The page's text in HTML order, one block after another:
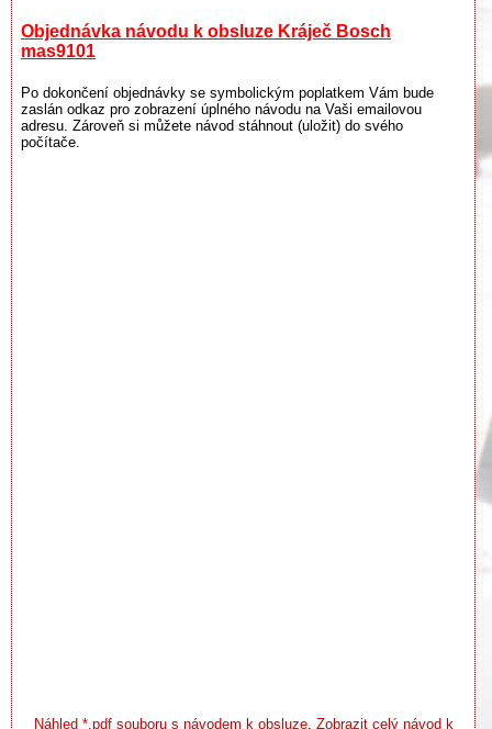
Objednávka návodu k obsluze Kráječ Bosch
mas9101
Po dokončení objednávky se symbolickým poplatkem Vám bude
zaslán odkaz pro zobrazení úplného návodu na Vaši emailovou
adresu. Zároveň si můžete návod stáhnout (uložit) do svého
počítače.
Náhled *.pdf souboru s návodem k obsluze. Zobrazit celý návod k